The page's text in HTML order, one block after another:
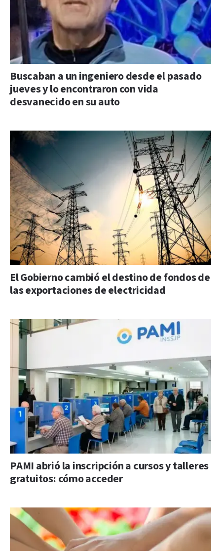
Buscaban a un ingeniero desde el pasado
jueves y lo encontraron con vida
desvanecido en su auto
El Gobierno cambió el destino de fondos de
las exportaciones de electricidad
PAMI abrió la inscripción a cursos y talleres
gratuitos: cómo acceder